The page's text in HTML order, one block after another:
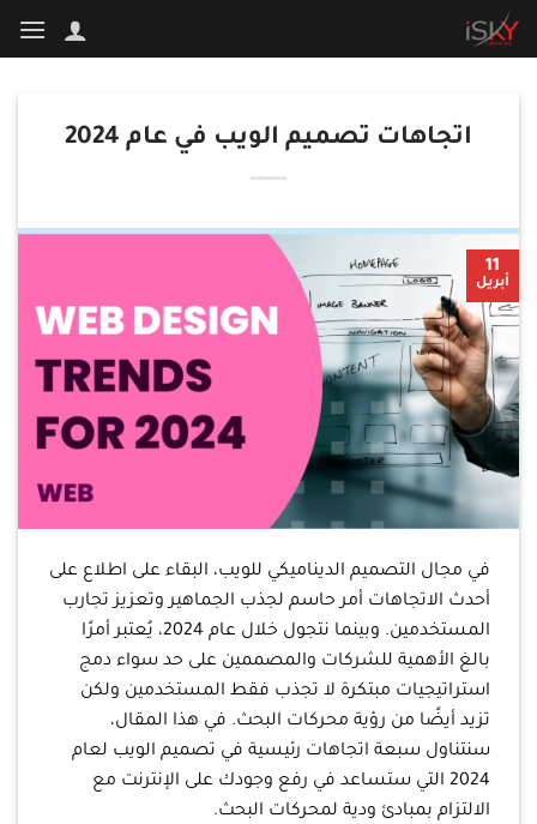
تخطي
للمحتوى
اتجاهات تصميم الويب في عام 2024
11
أبريل
في مجال التصميم الديناميكي للويب، البقاء على اطلاع على
أحدث الاتجاهات أمر حاسم لجذب الجماهير وتعزيز تجارب
المستخدمين. وبينما نتجول خلال عام 2024، يُعتبر أمرًا
بالغ الأهمية للشركات والمصممين على حد سواء دمج
استراتيجيات مبتكرة لا تجذب فقط المستخدمين ولكن
تزيد أيضًا من رؤية محركات البحث. في هذا المقال،
سنتناول سبعة اتجاهات رئيسية في تصميم الويب لعام
2024 التي ستساعد في رفع وجودك على الإنترنت مع
الالتزام بمبادئ ودية لمحركات البحث.